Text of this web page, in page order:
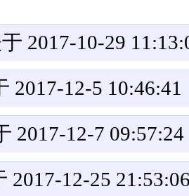
2017-10-29
2017-12-5 10:46:41
2017-12-7 09:57:24
2017-12-25